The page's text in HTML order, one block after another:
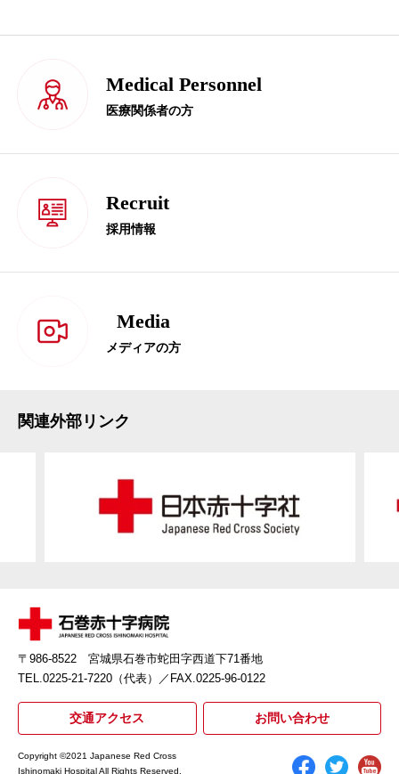
Medical Personnel
医療関係者の方
Recruit
採用情報
Media
メディアの方
関連外部リンク
〒986-8522 宮城県石巻市蛇田字西道下71番地
TEL.0225-21-7220（代表）
／FAX.0225-96-0122
交通アクセス お問い合わせ
Copyright ©2021 Japanese Red Cross
Ishinomaki Hospital All Rights Reserved.